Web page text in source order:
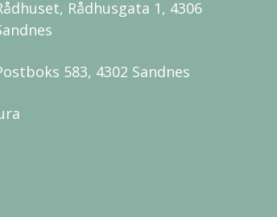
Rådhusgata 1, 4306
583, 4302 Sandnes